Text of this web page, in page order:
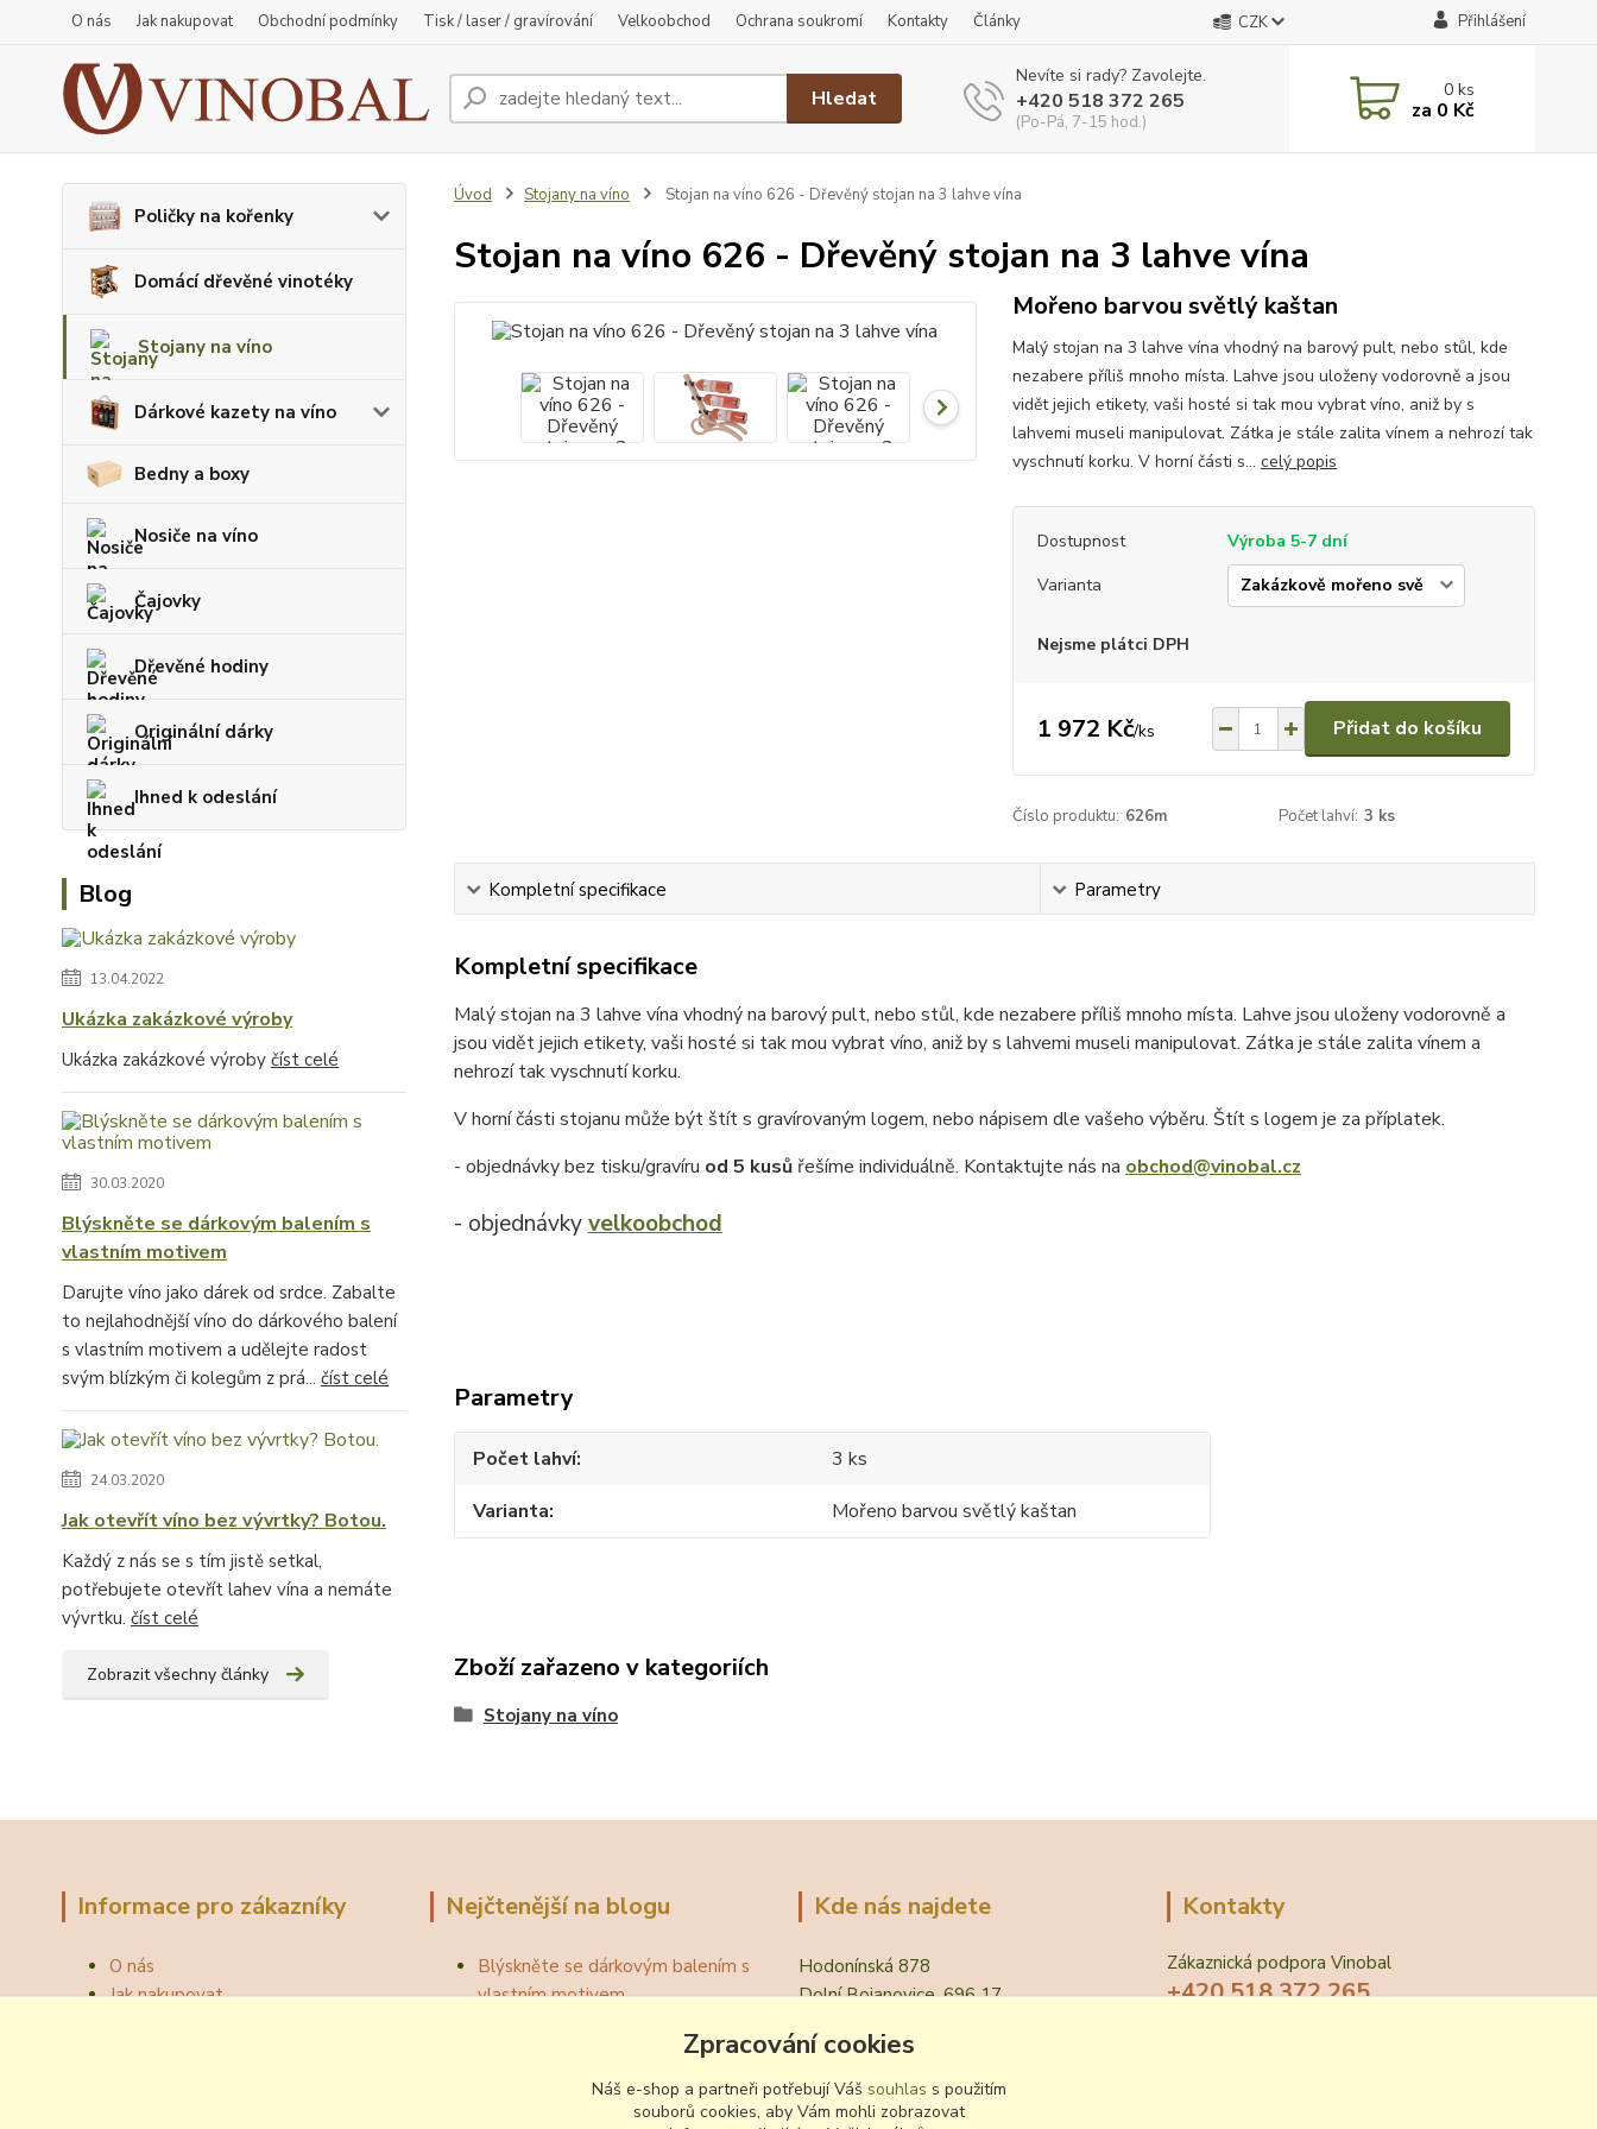
O nás Jak nakupovat Obchodní podmínky Tisk / laser / gravírování Velkoobchod Ochrana soukromí Kontakty Články CZK Přihlášení
Hledat
Nevíte si rady? Zavolejte.
+420 518 372 265
(Po-Pá, 7-15 hod.)
0ks
za 0 Kč
Poličky na kořenky
Domácí dřevěné vinotéky
Stojany na víno
Dárkové kazety na víno
Bedny a boxy
Nosiče na víno
Čajovky
Dřevěné hodiny
Originální dárky
Ihned k odeslání
Blog
13.04.2022
Ukázka zakázkové výroby
Ukázka zakázkové výroby číst celé
30.03.2020
Blýskněte se dárkovým balením s
vlastním motivem
Darujte víno jako dárek od srdce. Zabalte
to nejlahodnější víno do dárkového balení
s vlastním motivem a udělejte radost
svým blízkým či kolegům z prá... číst celé
24.03.2020
Jak otevřít víno bez vývrtky? Botou.
Každý z nás se s tím jistě setkal,
potřebujete otevřít lahev vína a nemáte
vývrtku. číst celé
Zobrazit všechny články
Úvod Stojany na víno Stojan na víno 626 - Dřevěný stojan na 3 lahve vína
Stojan na víno 626 - Dřevěný stojan na 3 lahve vína
Mořeno barvou světlý kaštan
Malý stojan na 3 lahve vína vhodný na barový pult, nebo stůl, kde
nezabere příliš mnoho místa. Lahve jsou uloženy vodorovně a jsou
vidět jejich etikety, vaši hosté si tak mou vybrat víno, aniž by s
lahvemi museli manipulovat. Zátka je stále zalita vínem a nehrozí tak
vyschnutí korku. V horní části s... celý popis
Dostupnost
Výroba 5-7 dní
Varianta
Nejsme plátci DPH
1 972 Kč/ks Přidat do košíku
Číslo produktu: 626m Počet lahví: 3 ks
Kompletní specifikace Parametry
Kompletní specifikace
Malý stojan na 3 lahve vína vhodný na barový pult, nebo stůl, kde nezabere příliš mnoho místa. Lahve jsou uloženy vodorovně a
jsou vidět jejich etikety, vaši hosté si tak mou vybrat víno, aniž by s lahvemi museli manipulovat. Zátka je stále zalita vínem a
nehrozí tak vyschnutí korku.
V horní části stojanu může být štít s gravírovaným logem, nebo nápisem dle vašeho výběru. Štít s logem je za příplatek.
- objednávky bez tisku/gravíru od 5 kusůřešíme individuálně. Kontaktujte nás na obchod@vinobal.cz
- objednávkyvelkoobchod
Parametry
Počet lahví
3 ks
Varianta
Mořeno barvou světlý kaštan
Zboží zařazeno v kategoriích
Stojany na víno
Informace pro zákazníky
O nás
Jak nakupovat
Nejčtenější na blogu
Blýskněte se dárkovým balením s
vlastním motivem
Jak otevřít víno bez vývrtky?
Národní zvyklosti pití vína
Kde nás najdete
Hodonínská 878
Dolní Bojanovice, 696 17
Kontakty
Zákaznická podpora Vinobal
+420 518 372 265
Zpracování cookies
Náš e-shop a partneři potřebují Váš souhlas s použitím
souborů cookies, aby Vám mohli zobrazovat